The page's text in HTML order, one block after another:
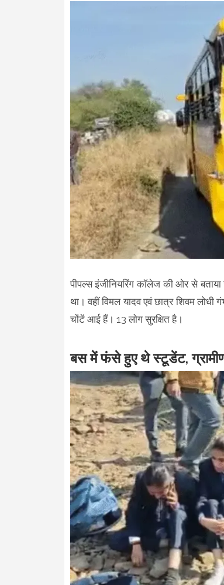
पीपल्स इंजीनियरिंग कॉलेज की ओर से बताया
था। वहीं विमल यादव एवं छात्र शिवम लोधी
चोंटें आई हैं। 13 लोग सुरक्षित है।
बस में फंसे हुए थे स्टूडेंट,